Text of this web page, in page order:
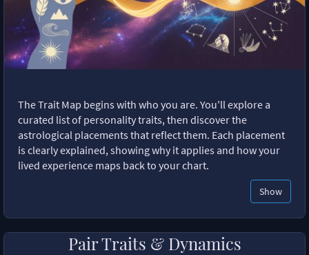
The Trait Map begins with who you are. You'll explore a
curated list of personality traits, then discover the
astrological placements that reflect them. Each placement
is clearly explained, showing why it applies and how your
lived experience maps back to your chart.
Show
Pair Traits & Dynamics